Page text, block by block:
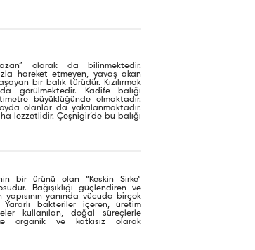
olarak da bilinmektedir.
hareket etmeyen, yavaş akan
bir balık türüdür. Kızılırmak
görülmektedir. Kadife balığı
büyüklüğünde olmaktadır.
olanlar da yakalanmaktadır.
lezzetlidir. Çeşnigir’de bu balığı
bir ürünü olan “Keskin Sirke”
Bağışıklığı güçlendiren ve
yanında vücuda birçok
Yararlı bakteriler içeren, üretim
kullanılan, doğal süreçlerle
organik ve katkısız olarak